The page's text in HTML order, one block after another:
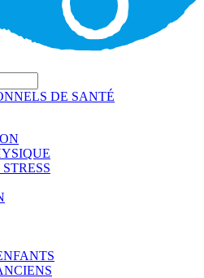
DE SANTÉ